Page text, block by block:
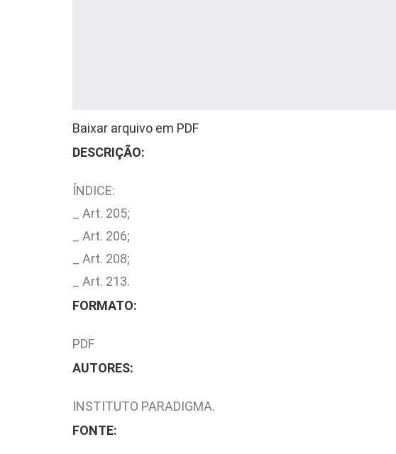
Baixar arquivo em PDF
DESCRIÇÃO:
ÍNDICE:
_ Art. 205;
_ Art. 206;
_ Art. 208;
_ Art. 213.
FORMATO:
PDF
AUTORES:
INSTITUTO PARADIGMA.
FONTE: